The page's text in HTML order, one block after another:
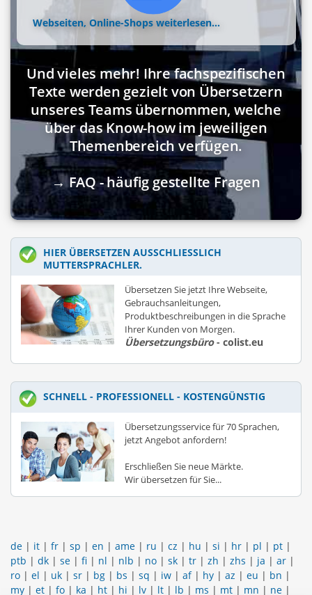
Webseiten, Online-Shops weiterlesen...
Und vieles mehr! Ihre fachspezifischen
Texte werden gezielt von Übersetzern
unseres Teams übernommen, welche
über das Know-how im jeweiligen
Themenbereich verfügen.
→ FAQ - häufig gestellte Fragen
HIER ÜBERSETZEN AUSSCHLIESSLICH M
UTTERSPRACHLER.
Übersetzen Sie jetzt Ihre Webseite,
Gebrauchsanleitungen,
Produktbeschreibungen in die Sprache
Ihrer Kunden von Morgen.
Übersetzungsbüro- colist.eu
SCHNELL - PROFESSIONELL - KOSTENGÜNSTIG
Übersetzungsservice für 70 Sprachen,
jetzt Angebot anfordern!
Erschließen Sie neue Märkte.
Wir übersetzen für Sie...
de | it | fr | sp | en | ame | ru | cz | hu | si | hr | pl | pt |
ptb | dk | se | fi | nl | nlb | no | sk | tr | zh | zhs | ja | ar |
ro | el | uk | sr | bg | bs | sq | iw | af| hy | az | eu | bn |
my | et | fo | ka | ht | hi | lv | lt | lb | ms | mt | mn | ne |